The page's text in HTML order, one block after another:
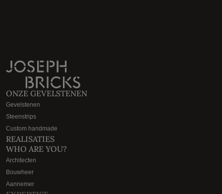
ONZE GEVELSTENEN
Gevelstenen
Steenstrips
Custom handmade
REALISATIES
WHO ARE YOU?
Architecten
Bouwheer
Aannemer